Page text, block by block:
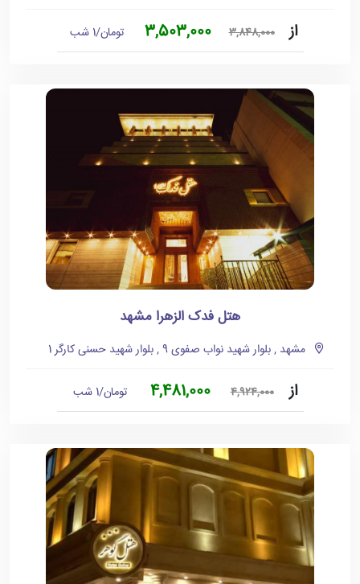
از 3,848,000
3,503,000 تومان/1 شب
هتل فدک الزهرا مشهد
مشهد , بلوار شهید نواب صفوی 9 , بلوار شهید حسنی کارگر 1
از 4,924,000
4,481,000 تومان/1 شب